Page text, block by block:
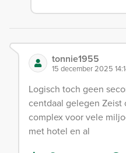
tonnie1955
15 december 2025
Logisch toch geen
centdaal gelegen
complex voor vele
met hotel en al